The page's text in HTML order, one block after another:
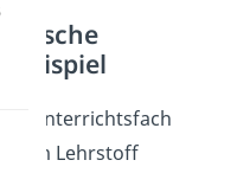
Beispiel
Unterrichtsfach
dem Lehrstoff